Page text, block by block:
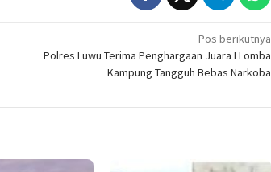
Pos berikutnya
Polres Luwu Terima Penghargaan Juara I Lomba
Kampung Tangguh Bebas Narkoba